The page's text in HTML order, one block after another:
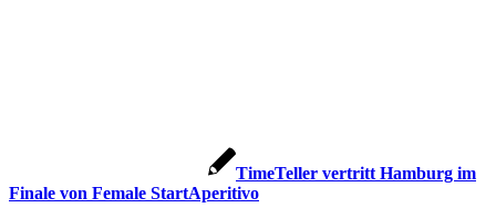
TimeTeller vertritt Hamburg im
Finale von Female StartAperitivo